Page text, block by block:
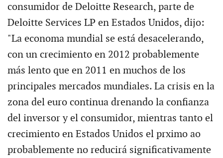
consumidor de Deloitte Research, parte de
Deloitte Services LP en Estados Unidos, dijo:
"La economa mundial se está desacelerando,
con un crecimiento en 2012 probablemente
más lento que en 2011 en muchos de los
principales mercados mundiales. La crisis en la
zona del euro continua drenando la confianza
del inversor y el consumidor, mientras tanto el
crecimiento en Estados Unidos el prximo ao
probablemente no reducirá significativamente